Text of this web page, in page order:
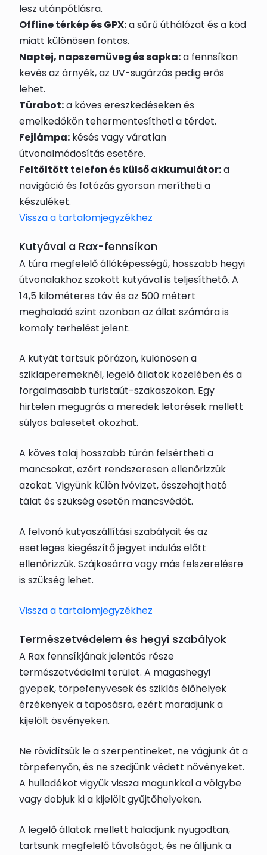
lesz utánpótlásra.
Offline térkép és GPX:a sűrű úthálózat és a köd
miatt különösen fontos.
Naptej, napszemüveg és sapka:a fennsíkon
kevés az árnyék, az UV-sugárzás pedig erős
lehet.
Túrabot:a köves ereszkedéseken és
emelkedőkön tehermentesítheti a térdet.
Fejlámpa: késés vagy váratlan
útvonalmódosítás esetére.
Feltöltött telefon és külső akkumulátor:a
navigáció és fotózás gyorsan merítheti a
készüléket.
Vissza a tartalomjegyzékhez
Kutyával a Rax-fennsíkon
A túra megfelelő állóképességű, hosszabb hegyi
útvonalakhoz szokott kutyával is teljesíthető. A
14,5 kilométeres táv és az 500 métert
meghaladó szint azonban az állat számára is
komoly terhelést jelent.
A kutyát tartsuk pórázon, különösen a
sziklaperemeknél, legelő állatok közelében és a
forgalmasabb turistaút-szakaszokon. Egy
hirtelen megugrás a meredek letörések mellett
súlyos balesetet okozhat.
A köves talaj hosszabb túrán felsértheti a
mancsokat, ezért rendszeresen ellenőrizzük
azokat. Vigyünk külön ivóvizet, összehajtható
tálat és szükség esetén mancsvédőt.
A felvonó kutyaszállítási szabályait és az
esetleges kiegészítő jegyet indulás előtt
ellenőrizzük. Szájkosárra vagy más felszerelésre
is szükség lehet.
Vissza a tartalomjegyzékhez
Természetvédelem és hegyi szabályok
A Rax fennsíkjának jelentős része
természetvédelmi terület. A magashegyi
gyepek, törpefenyvesek és sziklás élőhelyek
érzékenyek a taposásra, ezért maradjunk a
kijelölt ösvényeken.
Ne rövidítsük le a szerpentineket, ne vágjunk át a
törpefenyőn, és ne szedjünk védett növényeket.
A hulladékot vigyük vissza magunkkal a völgybe
vagy dobjuk ki a kijelölt gyűjtőhelyeken.
A legelő állatok mellett haladjunk nyugodtan,
tartsunk megfelelő távolságot, és ne álljunk a